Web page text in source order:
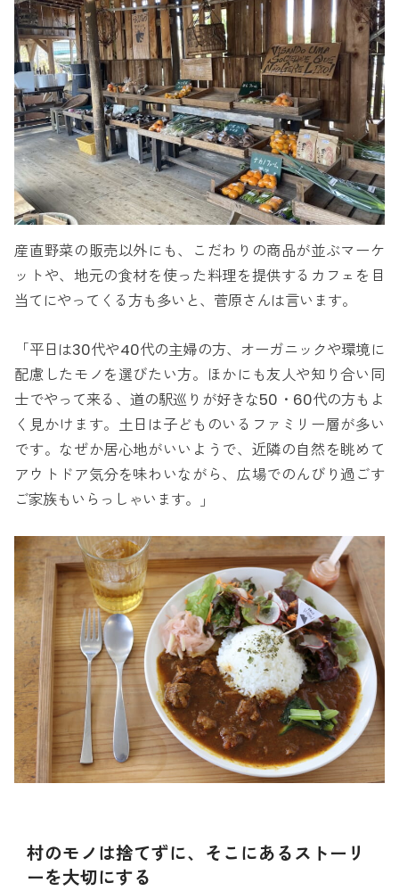
産直野菜の販売以外にも、こだわりの商品が並ぶマーケ
ットや、地元の食材を使った料理を提供するカフェを目
当てにやってくる方も多いと、菅原さんは言います。
「平日は30代や40代の主婦の方、オーガニックや環境に
配慮したモノを選びたい方。ほかにも友人や知り合い同
士でやって来る、道の駅巡りが好きな50・60代の方もよ
く見かけます。土日は子どものいるファミリー層が多い
です。なぜか居心地がいいようで、近隣の自然を眺めて
アウトドア気分を味わいながら、広場でのんびり過ごす
ご家族もいらっしゃいます。」
村のモノは捨てずに、そこにあるストーリ
ーを大切にする